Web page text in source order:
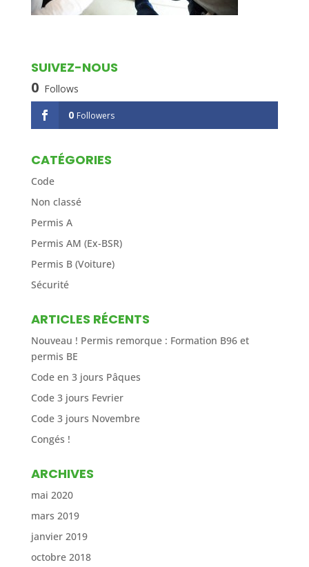
SUIVEZ-NOUS
0 Follows
0 Followers
CATÉGORIES
Code
Non classé
Permis A
Permis AM (Ex-BSR)
Permis B (Voiture)
Sécurité
ARTICLES RÉCENTS
Nouveau ! Permis remorque : Formation B96 et
permis BE
Code en 3 jours Pâques
Code 3 jours Fevrier
Code 3 jours Novembre
Congés !
ARCHIVES
mai 2020
mars 2019
janvier 2019
octobre 2018